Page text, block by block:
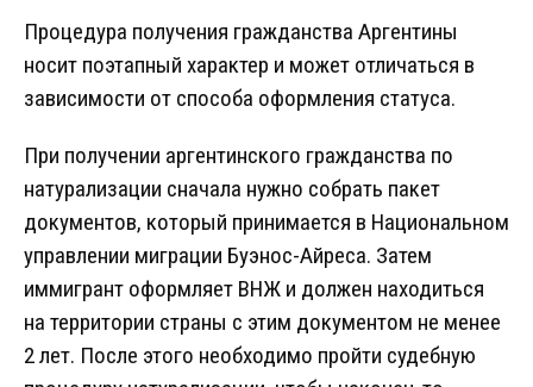
Процедура получения гражданства Аргентины
носит поэтапный характер и может отличаться в
зависимости от способа оформления статуса.
При получении аргентинского гражданства по
натурализации сначала нужно собрать пакет
документов, который принимается в Национальном
управлении миграции Буэнос-Айреса. Затем
иммигрант оформляет ВНЖ и должен находиться
на территории страны с этим документом не менее
2 лет. После этого необходимо пройти судебную